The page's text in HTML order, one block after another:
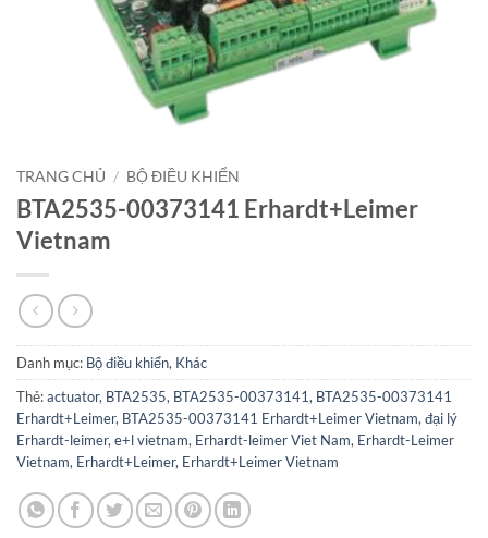
TRANG CHỦ / BỘ ĐIỀU KHIỂN
BTA2535-00373141 Erhardt+Leimer
Vietnam
Danh mục: Bộ điều khiển, Khác
Thẻ:actuator, BTA2535, BTA2535-00373141, BTA2535-00373141
Erhardt+Leimer, BTA2535-00373141 Erhardt+Leimer Vietnam,đại lý
Erhardt-leimer,e+l vietnam, Erhardt-leimer Viet Nam, Erhardt-Leimer
Vietnam, Erhardt+Leimer, Erhardt+Leimer Vietnam